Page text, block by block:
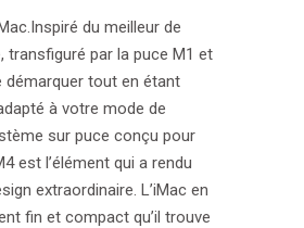
.Inspiré du meilleur de
transfiguré par la puce M1 et
démarquer tout en étant
à votre mode de
sur puce conçu pour
est l’élément qui a rendu
extraordinaire. L’iMac en
fin et compact qu’il trouve